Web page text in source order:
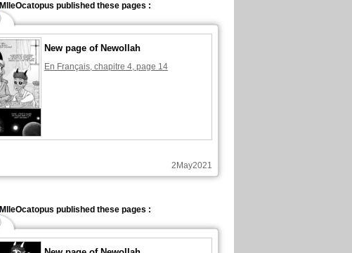
MlleOcatopus published these pages :
New page of Newollah
En Français, chapitre 4, page 14
2May2021
MlleOcatopus published these pages :